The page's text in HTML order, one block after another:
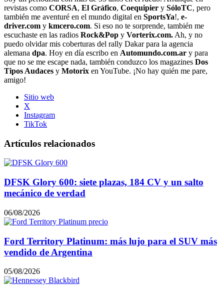
revistas como CORSA, El Gráfico, Coequipier y SóloTC, pero
también me aventuré en el mundo digital en SportsYa!, e-
driver.com y kmcero.com. Si eso no te sorprende, también me
escuchaste en las radios Rock&Pop y Vorterix.com. Ah, y no
puedo olvidar mis coberturas del rally Dakar para la agencia
alemana dpa. Hoy en día escribo en Automundo.com.ar y para
que no se me escape nada, también conduzco los magazines Dos
Tipos Audaces y Motorix en YouTube. ¡No hay quién me pare,
amigo!
Sitio web
X
Instagram
TikTok
Artículos relacionados
DFSK Glory 600: siete plazas, 184 CV y un salto
mecánico de verdad
06/08/2026
Ford Territory Platinum: más lujo para el SUV más
vendido de Argentina
05/08/2026